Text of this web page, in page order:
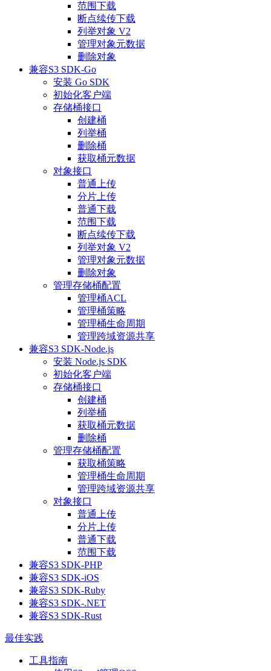
范围下载
断点续传下载
列举对象 V2
管理对象元数据
删除对象
兼容S3 SDK-Go
安装 Go SDK
初始化客户端
存储桶接口
创建桶
列举桶
删除桶
获取桶元数据
对象接口
普通上传
分片上传
普通下载
范围下载
断点续传下载
列举对象 V2
管理对象元数据
删除对象
管理存储桶配置
管理桶ACL
管理桶策略
管理桶生命周期
管理跨域资源共享
兼容S3 SDK-Node.js
安装 Node.js SDK
初始化客户端
存储桶接口
创建桶
列举桶
获取桶元数据
删除桶
管理存储桶配置
获取桶策略
管理桶生命周期
管理跨域资源共享
对象接口
普通上传
分片上传
普通下载
范围下载
兼容S3 SDK-PHP
兼容S3 SDK-iOS
兼容S3 SDK-Ruby
兼容S3 SDK-.NET
兼容S3 SDK-Rust
最佳实践
工具指南